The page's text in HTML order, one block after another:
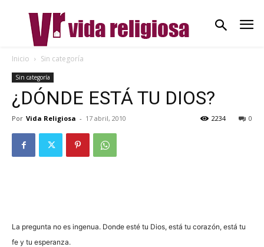
Inicio Sin categoría
Sin categoría
¿DÓNDE ESTÁ TU DIOS?
Por Vida Religiosa - 17 abril, 2010 0
2234
La pregunta no es ingenua. Donde esté tu Dios, está tu corazón, está tu
fe y tu esperanza.